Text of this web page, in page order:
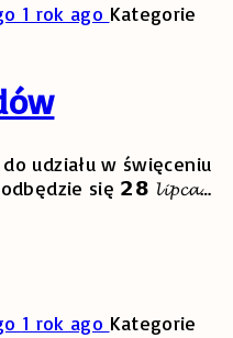
1 rok ago Kategorie
udziału w święceniu
się 𝟮𝟴 𝓵𝓲𝓹𝓬𝓪…
1 rok ago Kategorie